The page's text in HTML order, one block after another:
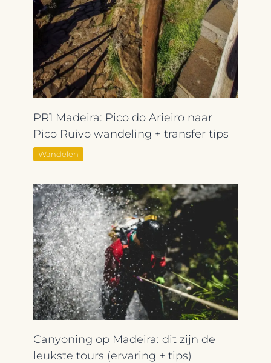
PR1 Madeira: Pico do Arieiro naar
Pico Ruivo wandeling + transfer tips
Wandelen
Canyoning op Madeira: dit zijn de
leukste tours (ervaring + tips)